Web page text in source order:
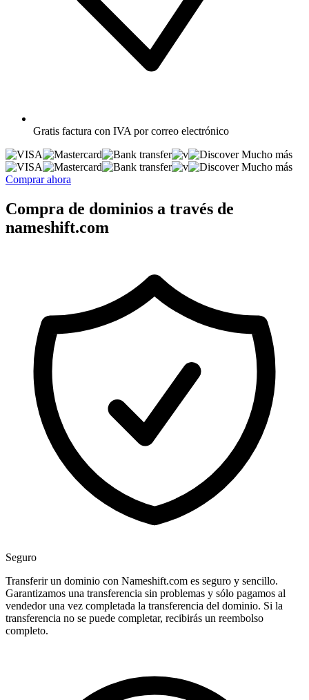
Gratis factura con IVA por correo electrónico
Mucho más
Mucho más
Comprar ahora
Compra de dominios a través de
nameshift.com
Seguro
Transferir un dominio con Nameshift.com es seguro y sencillo.
Garantizamos una transferencia sin problemas y sólo pagamos al
vendedor una vez completada la transferencia del dominio. Si la
transferencia no se puede completar, recibirás un reembolso
completo.